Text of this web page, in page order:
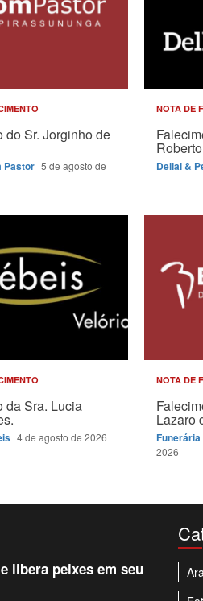
do Sr. Jorginho de
Pastor 5 de agosto de
NOTA DE
Dellai &
da Sra. Lucia
4 de agosto de 2026
NOTA DE
Lazaro
2026
libera peixes em seu